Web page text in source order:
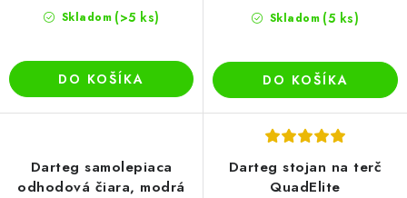
Skladom (>5 ks)
DO KOŠÍKA
Skladom (5 ks)
DO KOŠÍKA
Darteg samolepiaca
odhodová čiara, modrá
Darteg stojan na terč
QuadElite